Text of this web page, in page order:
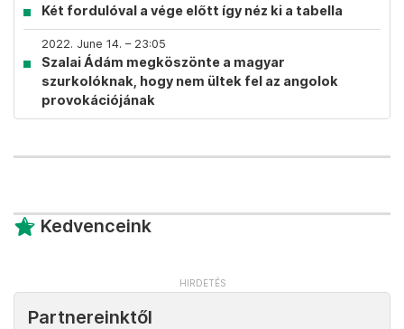
Két fordulóval a vége előtt így néz ki a tabella
2022. June 14. – 23:05
Szalai Ádám megköszönte a magyar
szurkolóknak, hogy nem ültek fel az angolok
provokációjának
Kedvenceink
Partnereinktől